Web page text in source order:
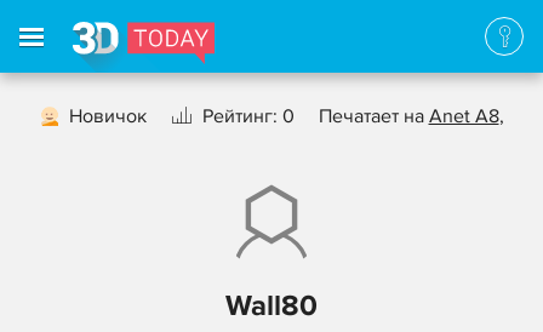
Новичок Рейтинг: 0 Печатает на Anet A8,
Wall80